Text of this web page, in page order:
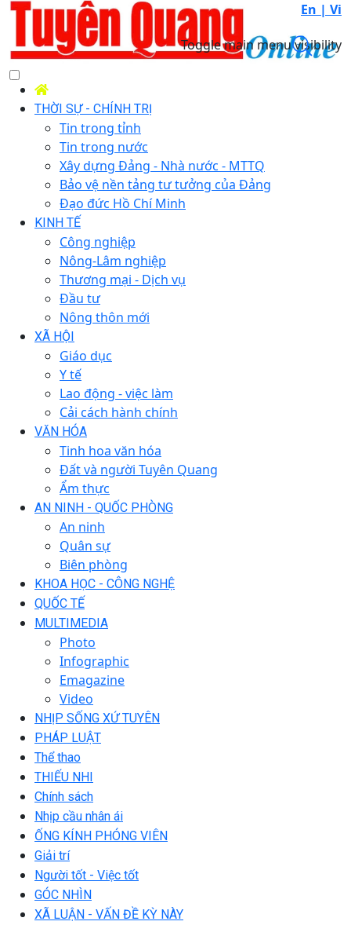
En | Vi
Toggle main menu visibility
THỜI SỰ - CHÍNH TRỊ
Tin trong tỉnh
Tin trong nước
Xây dựng Đảng - Nhà nước - MTTQ
Bảo vệ nền tảng tư tưởng của Đảng
Đạo đức Hồ Chí Minh
KINH TẾ
Công nghiệp
Nông-Lâm nghiệp
Thương mại - Dịch vụ
Đầu tư
Nông thôn mới
XÃ HỘI
Giáo dục
Y tế
Lao động - việc làm
Cải cách hành chính
VĂN HÓA
Tinh hoa văn hóa
Đất và người Tuyên Quang
Ẩm thực
AN NINH - QUỐC PHÒNG
An ninh
Quân sự
Biên phòng
KHOA HỌC - CÔNG NGHỆ
QUỐC TẾ
MULTIMEDIA
Photo
Infographic
Emagazine
Video
NHỊP SỐNG XỨ TUYÊN
PHÁP LUẬT
Thể thao
THIẾU NHI
Chính sách
Nhịp cầu nhân ái
ỐNG KÍNH PHÓNG VIÊN
Giải trí
Người tốt - Việc tốt
GÓC NHÌN
XÃ LUẬN - VẤN ĐỀ KỲ NÀY